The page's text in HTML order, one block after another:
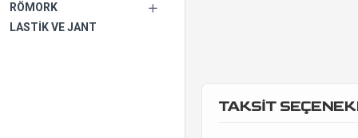
RÖMORK
LASTIK VE JANT
TAKSİT